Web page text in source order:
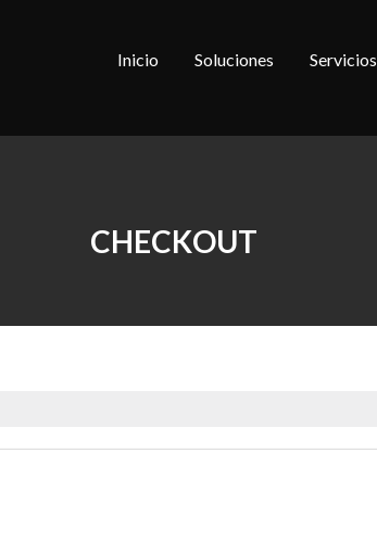
Inicio Soluciones Servicios
CHECKOUT